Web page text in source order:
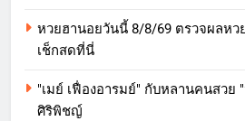
หวยฮานอยวันนี้ 8/8/69 ตรวจผลหว
เช็กสดที่นี่
"เมย์ เฟื่องอารมย์" กับหลานคนสวย
ศิริพิชญ์